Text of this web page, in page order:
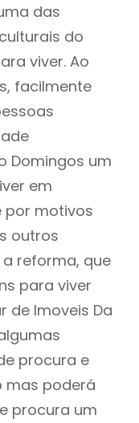
das
do
viver. Ao
facilmente
Domingos um
em
por motivos
outros
reforma, que
para viver
de Imoveis Da
procura e
mas poderá
procura um